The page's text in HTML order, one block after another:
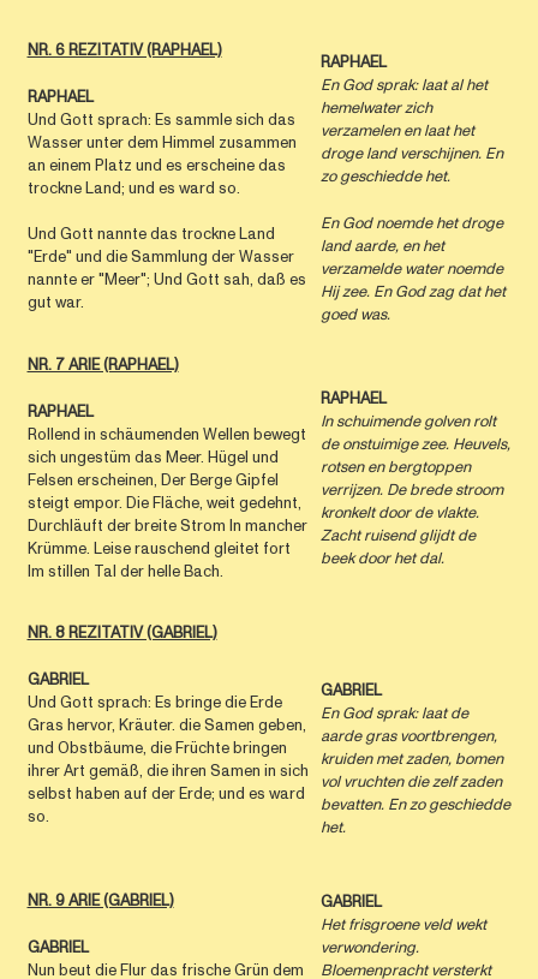
NR. 6 REZITATIV (RAPHAEL)
RAPHAEL
Und Gott sprach: Es sammle sich das
Wasser unter dem Himmel zusammen
an einem Platz und es erscheine das
trockne Land; und es ward so.
Und Gott nannte das trockne Land
"Erde" und die Sammlung der Wasser
nannte er "Meer"; Und Gott sah, daß es
gut war.
RAPHAEL
En God sprak: laat al het
hemelwater zich
verzamelen en laat het
droge land verschijnen. En
zo geschiedde het.
En God noemde het droge
land aarde, en het
verzamelde water noemde
Hij zee. En God zag dat het
goed was.
NR. 7 ARIE (RAPHAEL)
RAPHAEL
Rollend in schäumenden Wellen bewegt
sich ungestüm das Meer. Hügel und
Felsen erscheinen, Der Berge Gipfel
steigt empor. Die Fläche, weit gedehnt,
Durchläuft der breite Strom In mancher
Krümme. Leise rauschend gleitet fort
Im stillen Tal der helle Bach.
RAPHAEL
In schuimende golven rolt
de onstuimige zee. Heuvels,
rotsen en bergtoppen
verrijzen. De brede stroom
kronkelt door de vlakte.
Zacht ruisend glijdt de
beek door het dal.
NR. 8 REZITATIV (GABRIEL)
GABRIEL
Und Gott sprach: Es bringe die Erde
Gras hervor, Kräuter. die Samen geben,
und Obstbäume, die Früchte bringen
ihrer Art gemäß, die ihren Samen in sich
selbst haben auf der Erde; und es ward
so.
GABRIEL
En God sprak: laat de
aarde gras voortbrengen,
kruiden met zaden, bomen
vol vruchten die zelf zaden
bevatten. En zo geschiedde
het.
NR. 9 ARIE (GABRIEL)
GABRIEL
Nun beut die Flur das frische Grün dem
GABRIEL
Het frisgroene veld wekt
verwondering.
Bloemenpracht versterkt